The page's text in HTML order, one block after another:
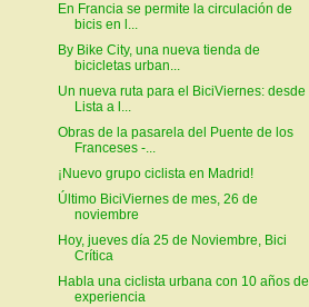
En Francia se permite la circulación de
bicis en l...
By Bike City, una nueva tienda de
bicicletas urban...
Un nueva ruta para el BiciViernes: desde
Lista a l...
Obras de la pasarela del Puente de los
Franceses -...
¡Nuevo grupo ciclista en Madrid!
Último BiciViernes de mes, 26 de
noviembre
Hoy, jueves día 25 de Noviembre, Bici
Crítica
Habla una ciclista urbana con 10 años de
experiencia